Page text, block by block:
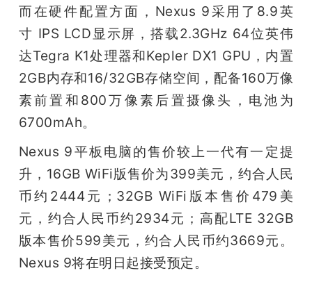
爱
搞
而在硬件配置方面，Nexus 9采用了8.9英
寸 IPS LCD显示屏，搭载2.3GHz 64位英伟
达Tegra K1处理器和Kepler DX1 GPU，内置
2GB内存和16/32GB存储空间，配备160万像
素前置和800万像素后置摄像头，电池为
6700mAh。
Nexus 9平板电脑的售价较上一代有一定提
升，16GB WiFi版售价为399美元，约合人民
币约2444元；32GB WiFi版本售价479美
元，约合人民币约2934元；高配LTE 32GB
版本售价599美元，约合人民币约3669元。
Nexus 9将在明日起接受预定。